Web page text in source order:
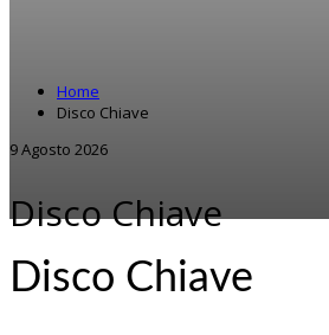
Home
Disco Chiave
9 Agosto 2026
Disco Chiave
Disco Chiave